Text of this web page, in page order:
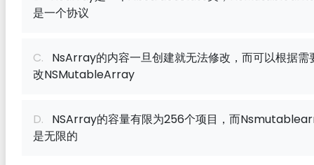
是一个协议
C. NsArray的内容一旦创建就无法修改，而可以根据需
改NSMutableArray
D. NSArray的容量有限为256个项目，而
是无限的